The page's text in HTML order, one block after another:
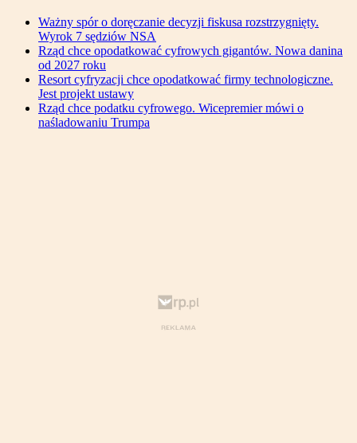
Ważny spór o doręczanie decyzji fiskusa rozstrzygnięty.
Wyrok 7 sędziów NSA
Rząd chce opodatkować cyfrowych gigantów. Nowa danina
od 2027 roku
Resort cyfryzacji chce opodatkować firmy technologiczne.
Jest projekt ustawy
Rząd chce podatku cyfrowego. Wicepremier mówi o
naśladowaniu Trumpa